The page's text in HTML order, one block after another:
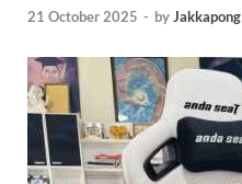
21 October 2025 - byJakkapong